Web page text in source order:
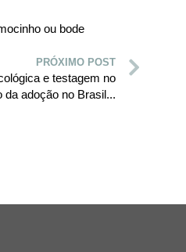
ou bode
PRÓXIMO POST
e testagem no
da adoção no Brasil...